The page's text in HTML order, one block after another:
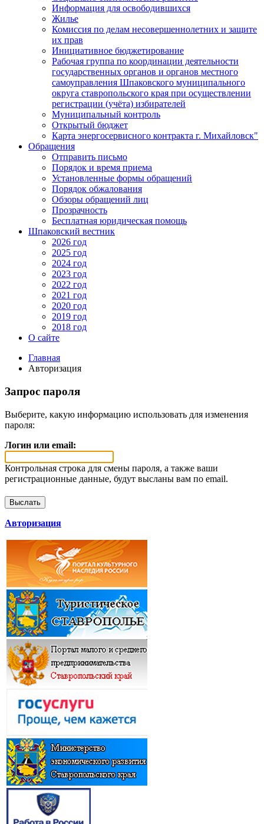
Информация для освободившихся
Жилье
Комиссия по делам несовершеннолетних и защите
их прав
Инициативное бюджетирование
Рабочая группа по координации деятельности
государственных органов и органов местного
самоуправления Шпаковского муниципального
округа ставропольского края при осуществлении
регистрации (учёта) избирателей
Муниципальный контроль
Открытый бюджет
Карта энергосервисного контракта г. Михайловск"
Обращения
Отправить письмо
Порядок и время приема
Установленные формы обращений
Порядок обжалования
Обзоры обращений лиц
Прозрачность
Бесплатная юридическая помощь
Шпаковский вестник
2026 год
2025 год
2024 год
2023 год
2022 год
2021 год
2020 год
2019 год
2018 год
О сайте
Главная
Авторизация
Запрос пароля
Выберите, какую информацию использовать для изменения
пароля:
Логин или email:
Контрольная строка для смены пароля, а также ваши
регистрационные данные, будут высланы вам по email.
Авторизация